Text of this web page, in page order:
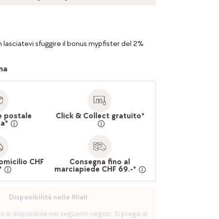
lasciatevi sfuggire il bonus mypfister del 2%
postale Click & Collect gratuito*
CHF Consegna fino al
marciapiede CHF 69.-*
Disponibilità nelle filiali
è disponibile nei seguenti negozi. Si prega di